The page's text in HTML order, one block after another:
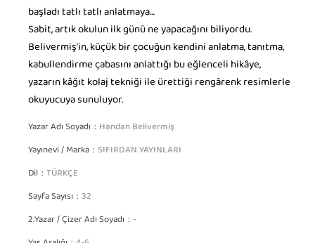
başladı tatlı tatlı anlatmaya…
Sabit, artık okulun ilk günü ne yapacağını biliyordu.
Belivermiş’in, küçük bir çocuğun kendini anlatma, tanıtma,
kabullendirme çabasını anlattığı bu eğlenceli hikâye,
yazarın kâğıt kolaj tekniği ile ürettiği rengârenk resimlerle
okuyucuya sunuluyor.
Yazar Adı Soyadı Handan Belivermiş
Yayınevi / Marka SIFIRDAN YAYINLARI
Dil TÜRKÇE
Sayfa Sayısı 32
2.Yazar / Çizer Adı Soyadı -